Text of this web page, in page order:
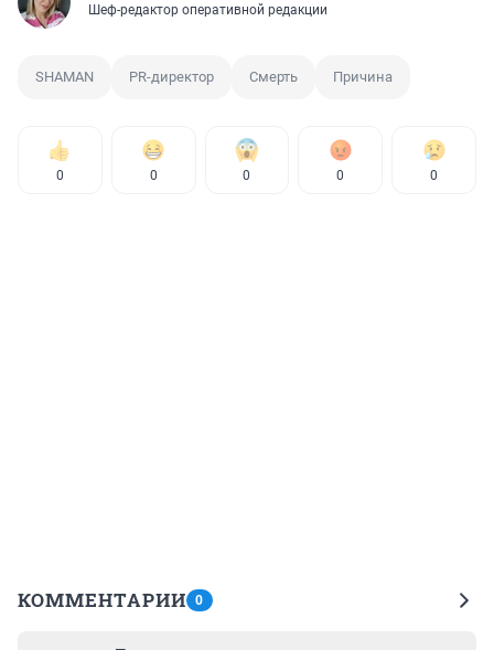
Шеф-редактор оперативной редакции
SHAMAN PR-директор Смерть Причина
0 0 0 0 0
КОММЕНТАРИИ 0